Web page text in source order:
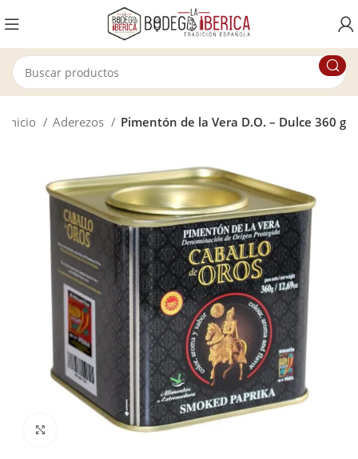
Inicio Aderezos Pimentón de la Vera D.O. – Dulce 360 g
Click to enlarge